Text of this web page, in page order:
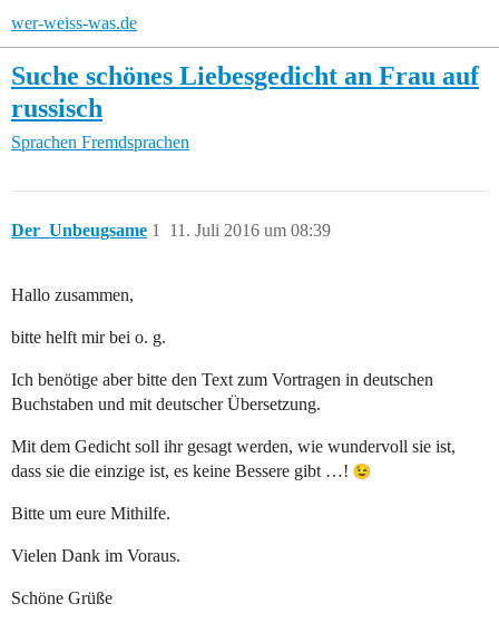
wer-weiss-was.de
Suche schönes Liebesgedicht an Frau auf
russisch
Sprachen Fremdsprachen
Der_Unbeugsame 11. Juli 2016 um 08:39
1
Hallo zusammen,
bitte helft mir bei o. g.
Ich benötige aber bitte den Text zum Vortragen in deutschen
Buchstaben und mit deutscher Übersetzung.
Mit dem Gedicht soll ihr gesagt werden, wie wundervoll sie ist,
dass sie die einzige ist, es keine Bessere gibt …!
Bitte um eure Mithilfe.
Vielen Dank im Voraus.
Schöne Grüße